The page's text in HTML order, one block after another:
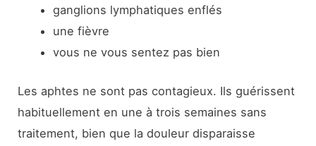
ganglions lymphatiques enflés
une fièvre
vous ne vous sentez pas bien
Les aphtes ne sont pas contagieux. Ils guérissent
habituellement en une à trois semaines sans
traitement, bien que la douleur disparaisse